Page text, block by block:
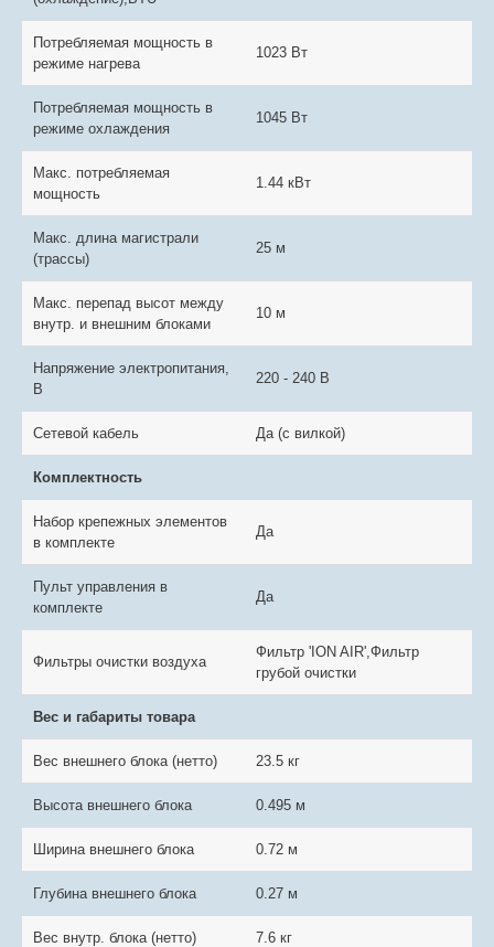
Потребляемая мощность в
режиме нагрева
1023 Вт
Потребляемая мощность в
режиме охлаждения
1045 Вт
Макс. потребляемая
мощность
1.44 кВт
Макс. длина магистрали
(трассы)
25 м
Макс. перепад высот между
внутр. и внешним блоками
10 м
Напряжение электропитания,
В
220 - 240 В
Сетевой кабель Да (с вилкой)
Комплектность
Набор крепежных элементов
в комплекте
Да
Пульт управления в
комплекте
Да
Фильтры очистки воздуха
Фильтр 'ION AIR',Фильтр
грубой очистки
Вес и габариты товара
Вес внешнего блока (нетто) 23.5 кг
Высота внешнего блока 0.495 м
Ширина внешнего блока 0.72 м
Глубина внешнего блока 0.27 м
Вес внутр. блока (нетто) 7.6 кг